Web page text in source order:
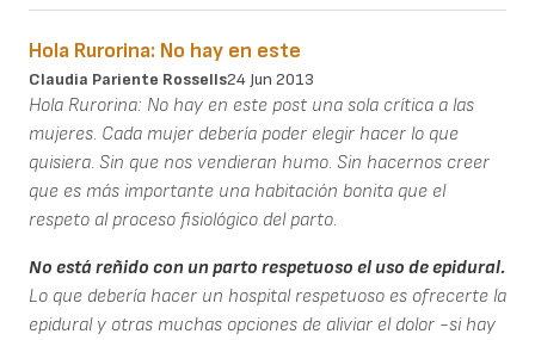
Hola Rurorina: No hay en este
Claudia Pariente Rossells24 Jun 2013
Hola Rurorina: No hay en este post una sola crítica a las
mujeres. Cada mujer debería poder elegir hacer lo que
quisiera. Sin que nos vendieran humo. Sin hacernos creer
que es más importante una habitación bonita que el
respeto al proceso fisiológico del parto.
No está reñido con un parto respetuoso el uso de epidural.
Lo que debería hacer un hospital respetuoso es ofrecerte la
epidural y otras muchas opciones de aliviar el dolor -si hay